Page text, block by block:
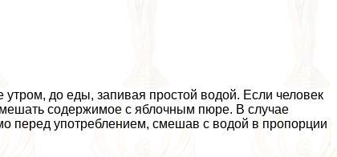
до еды, запивая простой водой. Если человек
содержимое с яблочным пюре. В случае
перед употрeблением, смешав с водой в пропорции